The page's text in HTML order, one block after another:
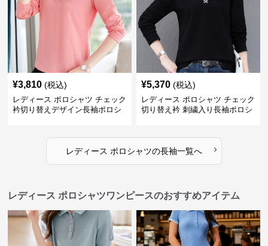
¥3,810 (税込)
レディース ポロシャツ チェック
衿切り替えデザイン長袖ポロシ
¥5,370 (税込)
レディース ポロシャツ チェック
切り替え衿 刺繍入り長袖ポロシ
レディース ポロシャツの長袖一覧へ ›
レディース ポロシャツワンピースのおすすめアイテム